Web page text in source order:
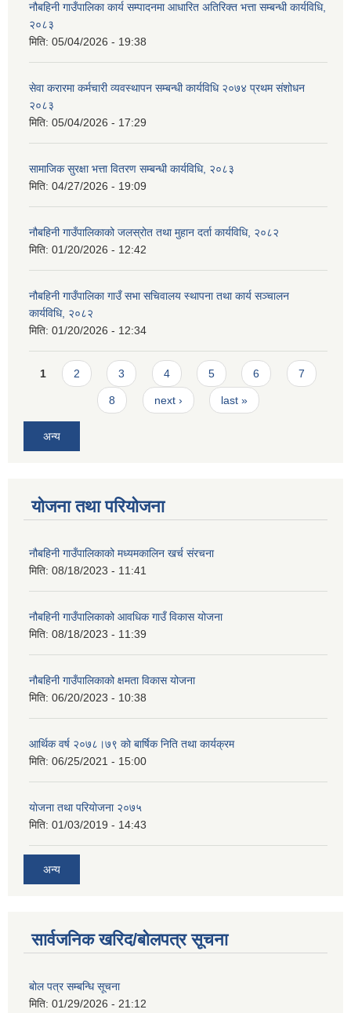
नौबहिनी गाउँपालिका कार्य सम्पादनमा आधारित अतिरिक्त भत्ता सम्बन्धी कार्यविधि,
२०८३
मिति: 05/04/2026 - 19:38
सेवा करारमा कर्मचारी व्यवस्थापन सम्बन्धी कार्यविधि २०७४ प्रथम संशोधन
२०८३
मिति: 05/04/2026 - 17:29
सामाजिक सुरक्षा भत्ता वितरण सम्बन्धी कार्यविधि, २०८३
मिति: 04/27/2026 - 19:09
नौबहिनी गाउँपालिकाको जलस्रोत तथा मुहान दर्ता कार्यविधि, २०८२
मिति: 01/20/2026 - 12:42
नौबहिनी गाउँपालिका गाउँ सभा सचिवालय स्थापना तथा कार्य सञ्चालन
कार्यविधि, २०८२
मिति: 01/20/2026 - 12:34
Pages
1 2 3 4 5 6 7
8 next › last »
अन्य
योजना तथा परियोजना
नौबहिनी गाउँपालिकाको मध्यमकालिन खर्च संरचना
मिति: 08/18/2023 - 11:41
नौबहिनी गाउँपालिकाको आवधिक गाउँ विकास योजना
मिति: 08/18/2023 - 11:39
नौबहिनी गाउँपालिकाको क्षमता विकास योजना
मिति: 06/20/2023 - 10:38
आर्थिक वर्ष २०७८।७९ काे बार्षिक निति तथा कार्यक्रम
मिति: 06/25/2021 - 15:00
याेजना तथा परियाेजना २०७५
मिति: 01/03/2019 - 14:43
अन्य
सार्वजनिक खरिद/बोलपत्र सूचना
बोल पत्र सम्बन्धि सूचना
मिति: 01/29/2026 - 21:12